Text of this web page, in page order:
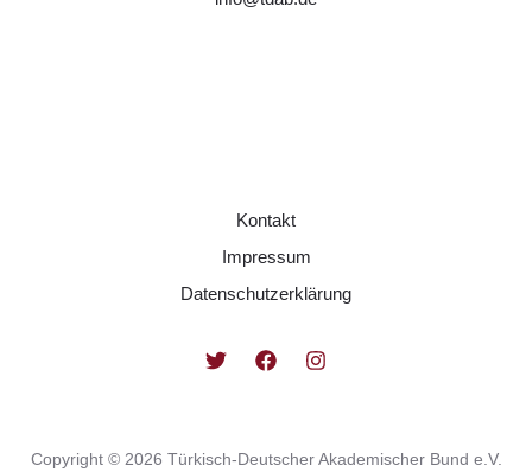
Kontakt
Impressum
Datenschutzerklärung
Copyright © 2026 Türkisch-Deutscher Akademischer Bund e.V.